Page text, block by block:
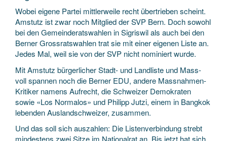
Wobei eigene Partei mittlerweile recht übertrieben scheint.
Amstutz ist zwar noch Mitglied der SVP Bern. Doch sowohl
bei den Gemeinderatswahlen in Sigriswil als auch bei den
Berner Grossratswahlen trat sie mit einer eigenen Liste an.
Jedes Mal, weil sie von der SVP nicht nominiert wurde.
Mit Amstutz bürgerlicher Stadt- und Landliste und Mass-
voll spannen noch die Berner EDU, andere Massnahmen-
Kritiker namens Aufrecht, die Schweizer Demokraten
sowie «Los Normalos» und Philipp Jutzi, einem in Bangkok
lebenden Auslandschweizer, zusammen.
Und das soll sich auszahlen: Die Listenverbindung strebt
mindestens zwei Sitze im Nationalrat an. Bis jetzt hat sich